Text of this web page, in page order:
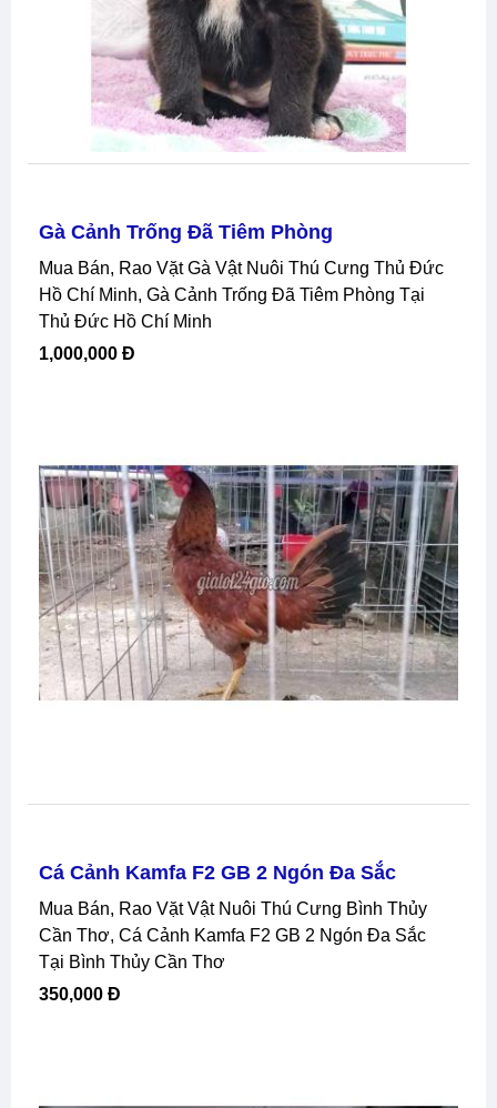
Gà Cảnh Trống Đã Tiêm Phòng
Mua Bán, Rao Vặt Gà Vật Nuôi Thú Cưng Thủ Đức
Hồ Chí Minh, Gà Cảnh Trống Đã Tiêm Phòng Tại
Thủ Đức Hồ Chí Minh
1,000,000 Đ
Cá Cảnh Kamfa F2 GB 2 Ngón Đa Sắc
Mua Bán, Rao Vặt Vật Nuôi Thú Cưng Bình Thủy
Cần Thơ, Cá Cảnh Kamfa F2 GB 2 Ngón Đa Sắc
Tại Bình Thủy Cần Thơ
350,000 Đ